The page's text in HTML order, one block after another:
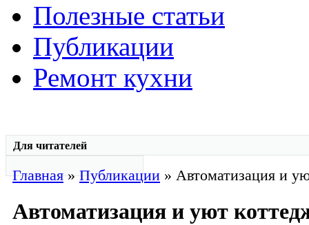
Полезные статьи
Публикации
Ремонт кухни
Для читателей
Главная»Публикации » Автоматизация и
Автоматизация и уют